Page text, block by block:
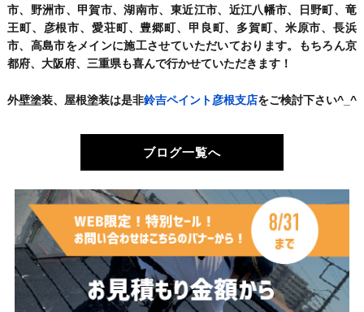
市、野洲市、甲賀市、湖南市、東近江市、近江八幡市、日野町、竜
王町、彦根市、愛荘町、豊郷町、甲良町、多賀町、米原市、長浜
市、高島市をメインに施工させていただいております。もちろん京
都府、大阪府、三重県も喜んで行かせていただきます！
外壁塗装、屋根塗装は是非鈴吉ペイント彦根支店をご検討下さい^_^
ブログ一覧へ